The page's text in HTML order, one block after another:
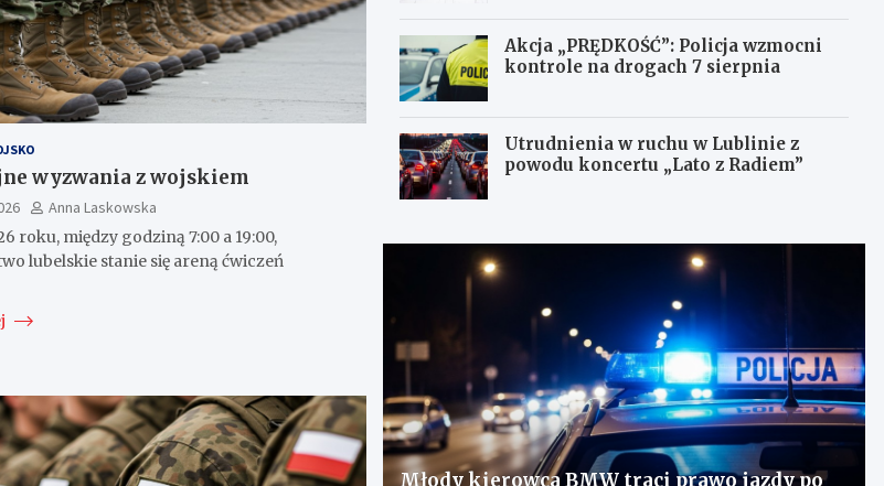
wyzwania z wojskiem
Anna Laskowska
roku, między godziną 7:00 a 19:00,
lubelskie stanie się areną ćwiczeń
Akcja „PRĘDKOŚĆ”: Policja wzmocni
kontrole na drogach 7 sierpnia
Utrudnienia w ruchu w Lublinie z
powodu koncertu „Lato z Radiem”
Młody kierowca BMW traci prawo jazdy po